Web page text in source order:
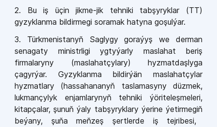
2. Bu iş üçin jikme-jik tehniki tabşyryklar (TT)
gyzyklanma bildirmegi soramak hatyna goşulýar.
3. Türkmenistanyň Saglygy goraýyş we derman
senagaty ministrligi ygtyýarly
maslahat beriş
firmalaryny
(maslahatçylary) hyzmatdaşlyga
çagyrýar. Gyzyklanma bildirýän maslahatçylar
hyzmatlary (hassahananyň taslamasyny düzmek,
lukmançylyk enjamlarynyň tehniki ýöriteleşmeleri,
kitapçalar, şunuň ýaly tabşyryklary ýerine ýetirmegiň
beýany, şuňa meňzeş şertlerde iş tejribesi,